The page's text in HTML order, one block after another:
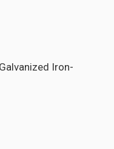
Iron-